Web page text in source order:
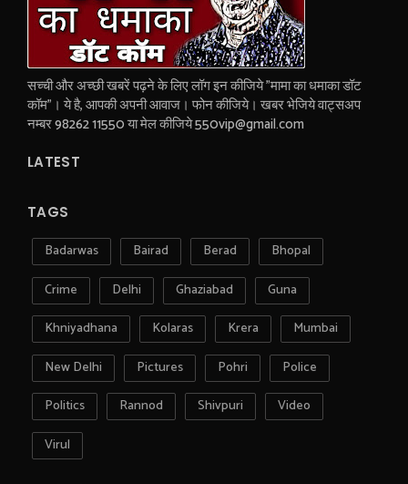
सच्ची और अच्छी खबरें पढ़ने के लिए लॉग इन कीजिये "मामा का धमाका डॉट
कॉम"। ये है, आपकी अपनी आवाज। फोन कीजिये। खबर भेजिये वाट्सअप
नम्बर 98262 11550 या मेल कीजिये 550vip@gmail.com
LATEST
TAGS
Badarwas Bairad Berad
Bhopal
Crime
Delhi Ghaziabad
Guna
Khniyadhana
Kolaras Krera
Mumbai
New Delhi
Pictures Pohri
Police
Politics
Rannod Shivpuri
Video
Virul